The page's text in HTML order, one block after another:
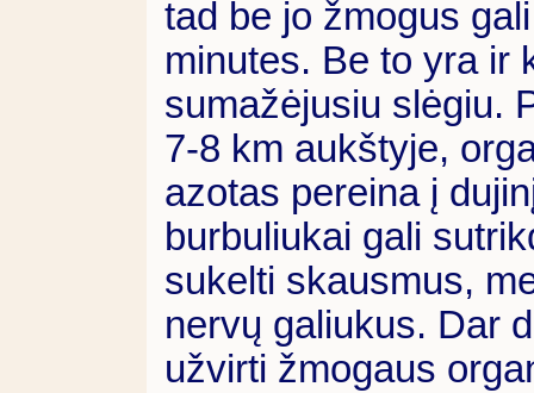
tad be jo žmogus
minutes. Be to yra ir
sumažėjusiu slėgiu.
7-8 km aukštyje,
azotas pereina į
burbuliukai gali
sukelti skausmus,
nervų galiukus. Dar
užvirti žmogaus